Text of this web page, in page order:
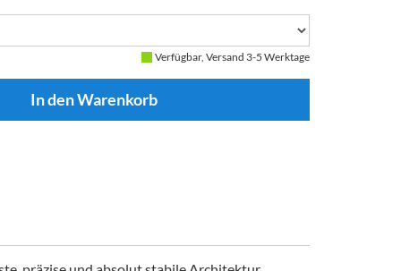
Verfügbar, Versand 3-5 Werktage